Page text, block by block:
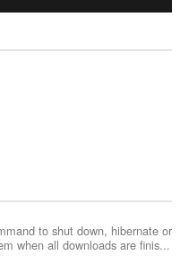
to shut down, hibernate or
when all downloads are finis...